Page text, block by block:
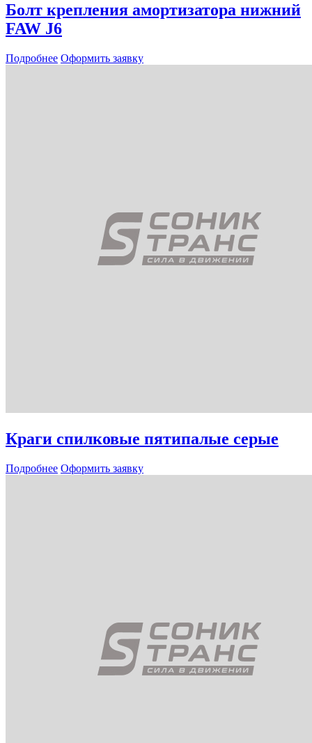
Болт крепления амортизатора нижний
FAW J6
Подробнее Оформить заявку
Краги спилковые пятипалые серые
Подробнее Оформить заявку